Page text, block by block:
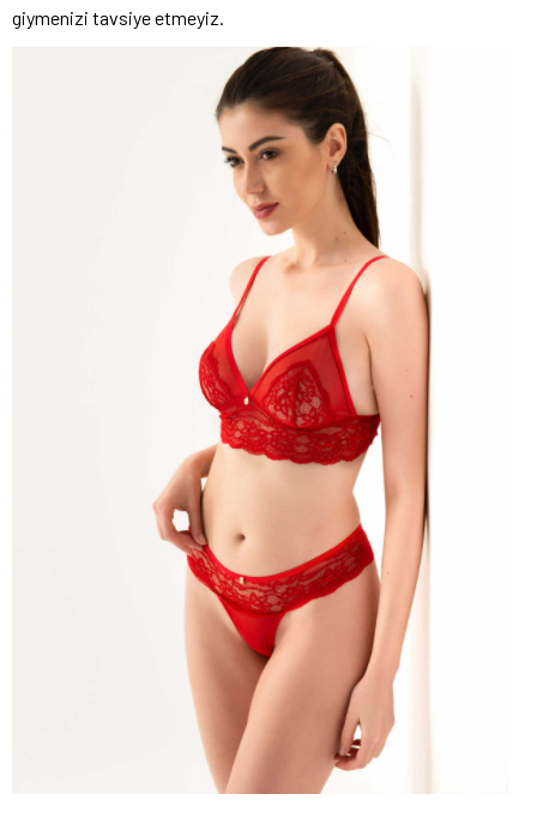
giymenizi tavsiye etmeyiz.